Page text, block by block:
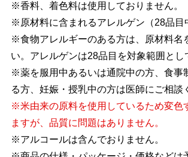
※香料、着色料は使用しておりません。
※原材料に含まれるアレルゲン（28品目
※食物アレルギーのある方は、原材料名
い。アレルゲンは28品目を対象範囲とし
※薬を服用中あるいは通院中の方、食事
る方、妊娠・授乳中の方は医師にご相談
※米由来の原料を使用しているため変色
ますが、品質に問題はありません。
※アルコールは含んでおりません。